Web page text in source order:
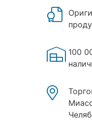
100